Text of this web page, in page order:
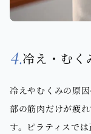
4.冷え・むく
冷えやむくみの原
部の筋肉だけが疲
す。ピラティスで